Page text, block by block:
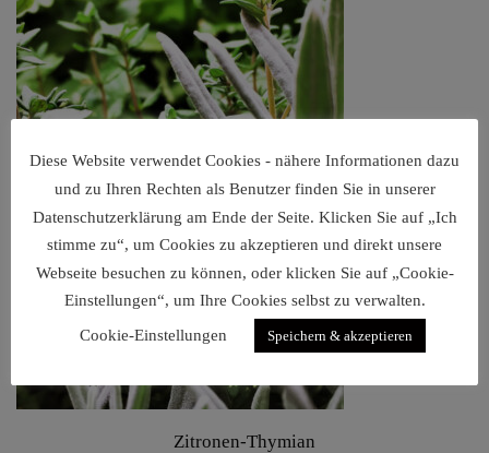
Zitronen-Thymian
Diese Website verwendet Cookies - nähere Informationen dazu
und zu Ihren Rechten als Benutzer finden Sie in unserer
Datenschutzerklärung am Ende der Seite. Klicken Sie auf „Ich
stimme zu“, um Cookies zu akzeptieren und direkt unsere
Webseite besuchen zu können, oder klicken Sie auf „Cookie-
Einstellungen“, um Ihre Cookies selbst zu verwalten.
Cookie-Einstellungen
Speichern & akzeptieren